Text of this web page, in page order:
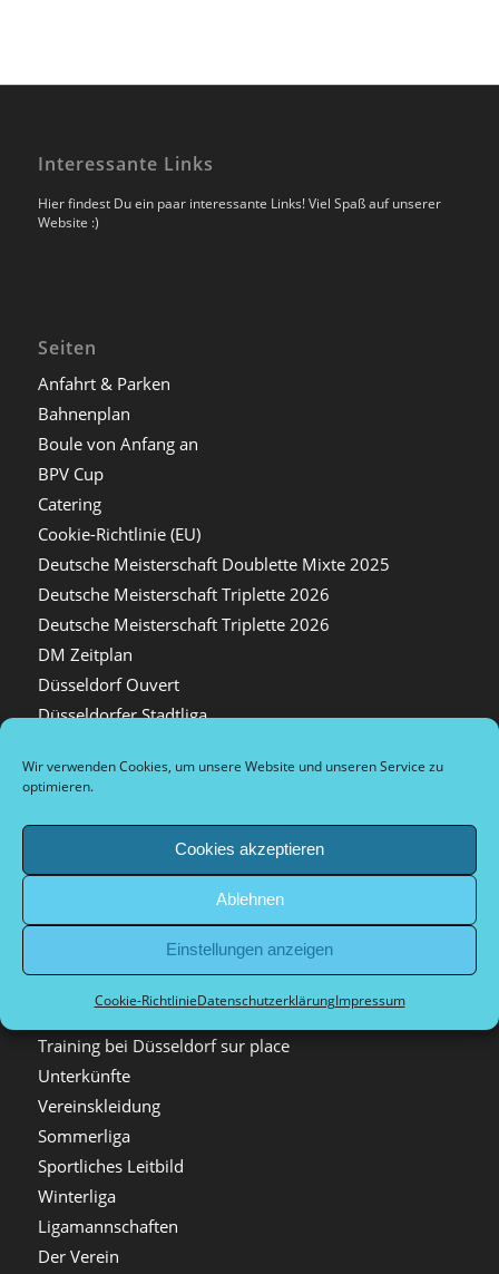
Wir verwenden Cookies, um unsere Website und unseren Service zu
optimieren.
Cookies akzeptieren
Ablehnen
Einstellungen anzeigen
Cookie-RichtlinieDatenschutzerklärungImpressum
Interessante Links
Hier findest Du ein paar interessante Links! Viel Spaß auf unserer
Website :)
Seiten
Anfahrt & Parken
Bahnenplan
Boule von Anfang an
BPV Cup
Catering
Cookie-Richtlinie (EU)
Deutsche Meisterschaft Doublette Mixte 2025
Deutsche Meisterschaft Triplette 2026
Deutsche Meisterschaft Triplette 2026
DM Zeitplan
Düsseldorf Ouvert
Düsseldorfer Stadtliga
Hausordnung
Kalenderansicht
Schutzkonzept und Selbstverpflichtung
Training bei Düsseldorf sur place
Unterkünfte
Vereinskleidung
Sommerliga
Sportliches Leitbild
Winterliga
Ligamannschaften
Der Verein